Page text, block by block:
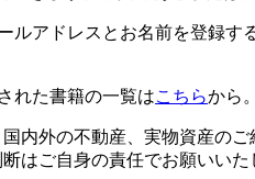
ルアドレスとお名前を登録す
れた書籍の一覧はこちらから。
外の不動産、実物資産の
はご自身の責任でお願いいた